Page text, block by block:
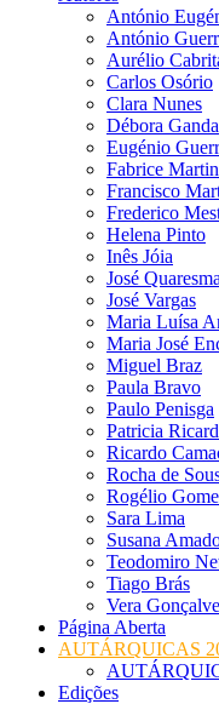
António
António
Aurélio
Carlos Osório
Clara Nunes
Débora Ganda
Eugénio
Fabrice
Francisco
Frederico
Helena Pinto
Inês Jóia
José Quaresma
José Vargas
Maria Luísa
Maria José
Miguel Braz
Paula Bravo
Paulo Penisga
Patricia
Ricardo
Rocha de
Rogélio
Sara Lima
Susana
Teodomiro
Tiago Brás
Vera
Página Aberta
AUTÁRQUICAS
Edições